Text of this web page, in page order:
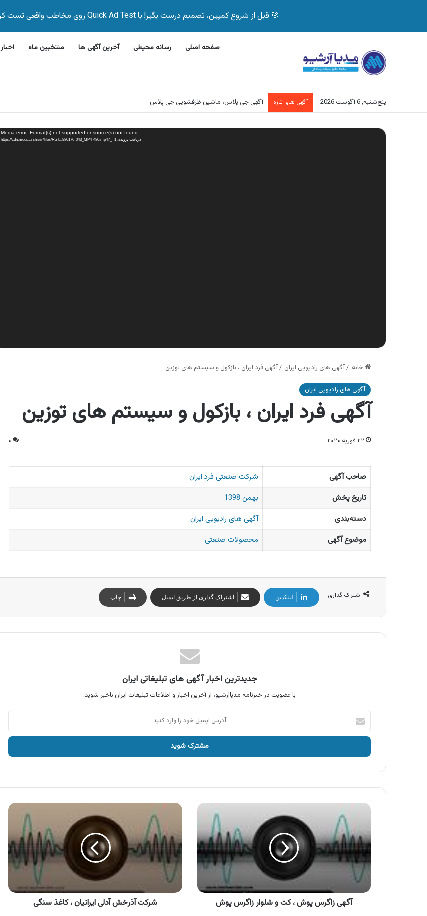
🎯 قبل از شروع کمپین، تصمیم درست بگیر! با Quick Ad Test روی مخاطب واقعی تست کن ✅
صفحه اصلی رسانه محیطی آخرین آگهی ها منتخبین ماه اخبار
پنج‌شنبه, 6 آگوست 2026 آگهی های تازه آگهی جی پلاس، ماشین ظرفشویی جی پلاس
نمایشگر
ویدیو Media error: Format(s) not supported or source(s) not found
دریافت پرونده: https://cdn.mediaarshiv.ir/files/Ra-ba980176-043_MP4-480.mp4?_=1
خانه /آگهی های رادیویی ایران /آگهی فرد ایران ، بازکول و سیستم های توزین
آگهی های رادیویی ایران
آگهی فرد ایران ، بازکول و سیستم های توزین
۲۲ فوریه ۲۰۲۰ ۰
صاحب آگهی
شرکت صنعتی فرد ایران
تاریخ پخش
بهمن 1398
دسته‌بندی
آگهی های رادیویی ایران
موضوع آگهی
محصولات صنعتی
اشتراک گذاری لینکدین اشتراک گذاری از طریق ایمیل چاپ
جدیدترین اخبار آگهی های تبلیغاتی ایران
با عضویت در خبرنامه مدیاآرشیو، از آخرین اخبار و اطلاعات تبلیغات ایران باخبر شوید.
آدرس
ایمیل
خود
وارد
آگهی
،
کت
شلوار
زاگرس
پوش
آگهی زاگرس پوش ، کت و شلوار زاگرس پوش
شرکت
ایرانیان
،
کاغذ
سنگی
شرکت آذرخش آدلی ایرانیان ، کاغذ سنگی